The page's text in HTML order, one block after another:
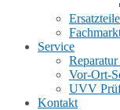
Ersatzteile
Service
Vor-Ort-
UVV
Kontakt